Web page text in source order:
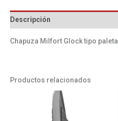
Descripción
Chapuza Milfort Glock tipo paleta
Productos relacionados